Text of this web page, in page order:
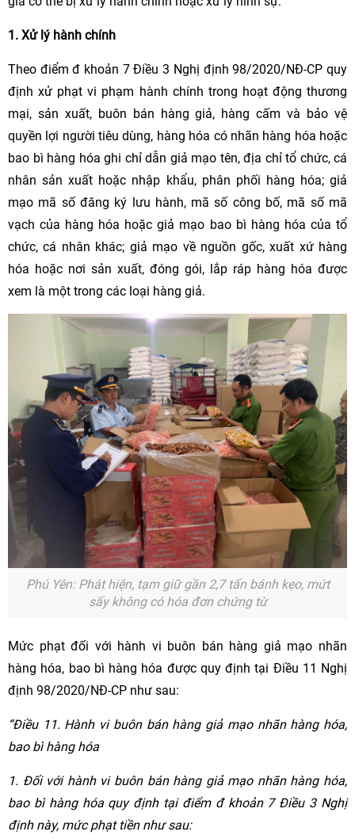
1. Xử lý hành chính
Theo điểm đ khoản 7 Điều 3 Nghị định 98/2020/NĐ-CP quy
định xử phạt vi phạm hành chính trong hoạt động thương
mại, sản xuất, buôn bán hàng giả, hàng cấm và bảo vệ
quyền lợi người tiêu dùng, hàng hóa có nhãn hàng hóa hoặc
bao bì hàng hóa ghi chỉ dẫn giả mạo tên, địa chỉ tổ chức, cá
nhân sản xuất hoặc nhập khẩu, phân phối hàng hóa; giả
mạo mã số đăng ký lưu hành, mã số công bố, mã số mã
vạch của hàng hóa hoặc giả mạo bao bì hàng hóa của tổ
chức, cá nhân khác; giả mạo về nguồn gốc, xuất xứ hàng
hóa hoặc nơi sản xuất, đóng gói, lắp ráp hàng hóa được
xem là một trong các loại hàng giả.
Phú Yên: Phát hiện, tạm giữ gần 2,7 tấn bánh kẹo, mứt
sấy không có hóa đơn chứng từ
Mức phạt đối với hành vi buôn bán hàng giả mạo nhãn
hàng hóa, bao bì hàng hóa được quy định tại Điều 11 Nghị
định 98/2020/NĐ-CP như sau:
“Điều 11. Hành vi buôn bán hàng giả mạo nhãn hàng hóa,
bao bì hàng hóa
1. Đối với hành vi buôn bán hàng giả mạo nhãn hàng hóa,
bao bì hàng hóa quy định tại điểm đ khoản 7 Điều 3 Nghị
định này, mức phạt tiền như sau: